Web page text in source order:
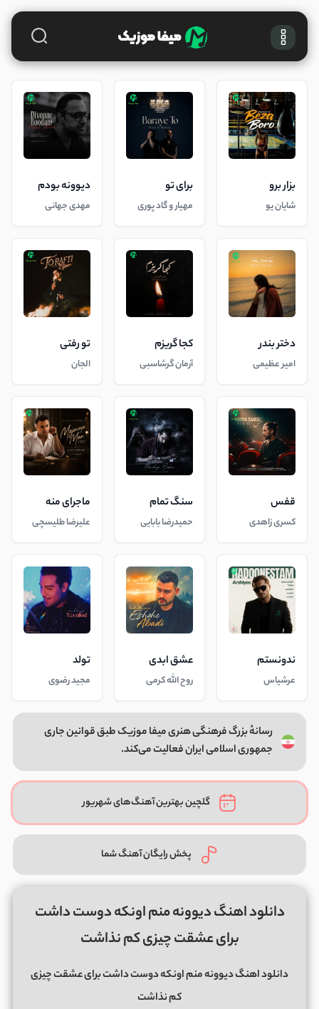
بزار برو
شایان یو
برای تو
مهیار و گاد پوری
دیوونه بودم
مهدی جهانی
دختر بندر
امیر عظیمی
کجا گریزم
آرمان گرشاسبی
تو رفتی
الجان
قفس
کسری زاهدی
سنگ تمام
حمیدرضا بابایی
ماجرای منه
علیرضا طلیسچی
ندونستم
عرشیاس
عشق ابدی
روح الله کرمی
تولد
مجید رضوی
رسانهٔ بزرگ فرهنگی هنری میفا موزیک طبق قوانین جاری
جمهوری اسلامی ایران فعالیت می‌کند.
گلچین بهترین آهنگ‌های شهریور
پخش رایگان آهنگ شما
دانلود اهنگ دیوونه منم اونکه دوست داشت
برای عشقت چیزی کم نذاشت
دانلود اهنگ دیوونه منم اونکه دوست داشت برای عشقت چیزی
کم نذاشت